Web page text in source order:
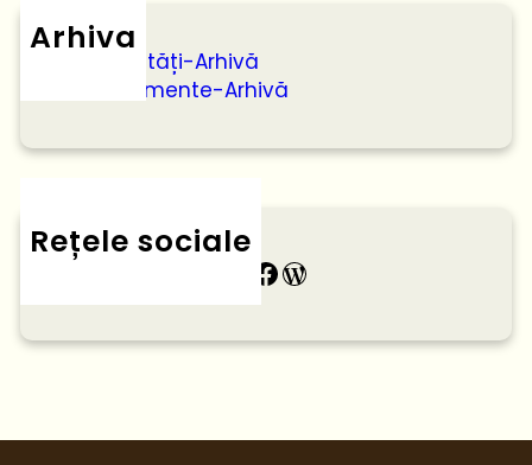
Arhiva
Activități-Arhivă
Evenimente-Arhivă
Rețele sociale
Facebook Blog